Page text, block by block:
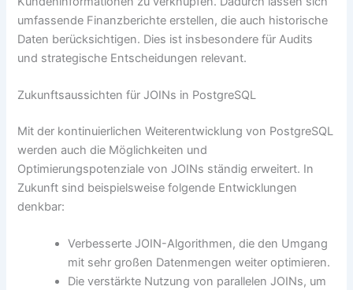
umfassende Finanzberichte erstellen, die auch historische
Daten berücksichtigen. Dies ist insbesondere für Audits
und strategische Entscheidungen relevant.
Zukunftsaussichten für JOINs in PostgreSQL
Mit der kontinuierlichen Weiterentwicklung von PostgreSQL
werden auch die Möglichkeiten und
Optimierungspotenziale von JOINs ständig erweitert. In
Zukunft sind beispielsweise folgende Entwicklungen
denkbar:
Verbesserte JOIN-Algorithmen, die den Umgang
mit sehr großen Datenmengen weiter optimieren.
Die verstärkte Nutzung von parallelen JOINs, um